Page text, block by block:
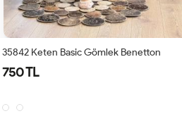
35842 Keten Basic Gömlek Benetton
750 TL